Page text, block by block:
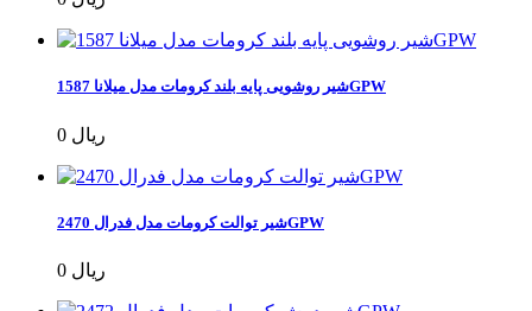
شیر روشویی پایه بلند کرومات مدل میلانا 1587GPW
0 ریال
شیر توالت کرومات مدل فدرال 2470GPW
0 ریال